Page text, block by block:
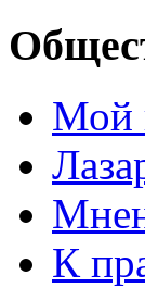
Мой
К